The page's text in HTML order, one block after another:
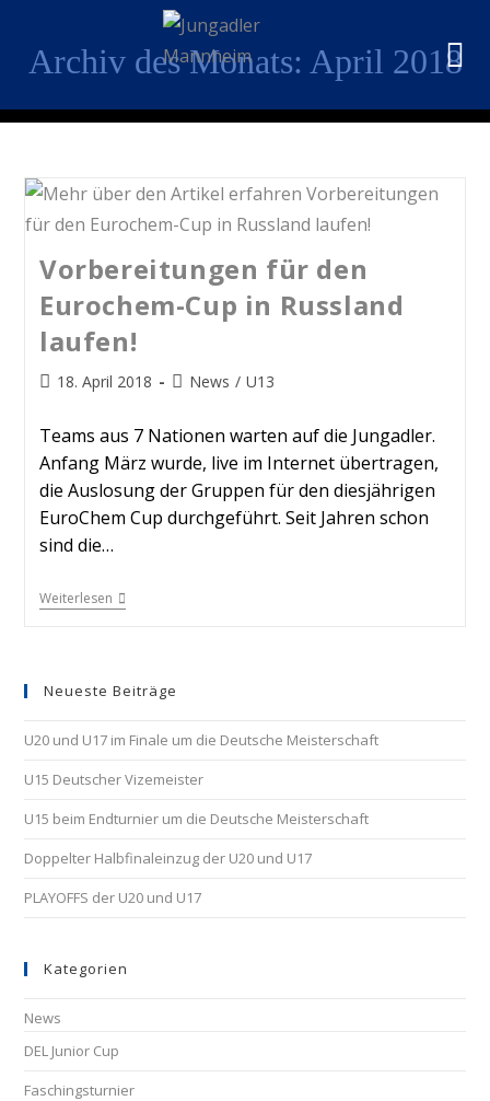
Archiv des Monats: April 2018
Vorbereitungen für den
Eurochem-Cup in Russland
laufen!
18. April 2018 News / U13
Teams aus 7 Nationen warten auf die Jungadler.
Anfang März wurde, live im Internet übertragen,
die Auslosung der Gruppen für den diesjährigen
EuroChem Cup durchgeführt. Seit Jahren schon
sind die…
Weiterlesen
Neueste Beiträge
U20 und U17 im Finale um die Deutsche Meisterschaft
U15 Deutscher Vizemeister
U15 beim Endturnier um die Deutsche Meisterschaft
Doppelter Halbfinaleinzug der U20 und U17
PLAYOFFS der U20 und U17
Kategorien
News
DEL Junior Cup
Faschingsturnier